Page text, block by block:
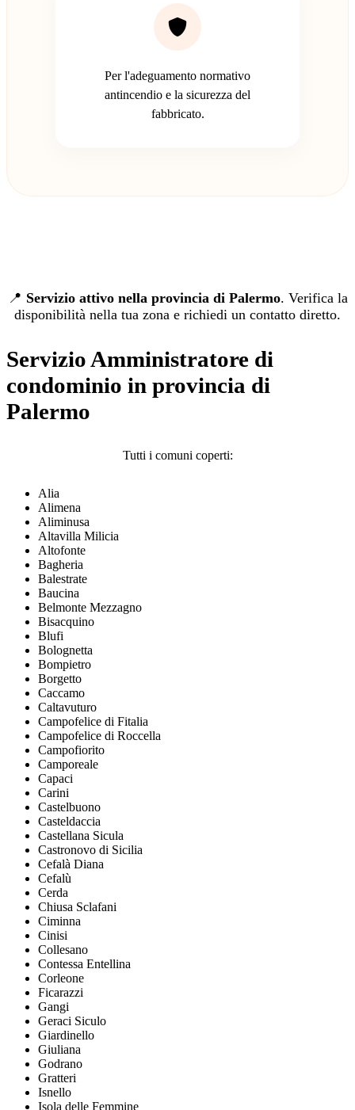
Per l'adeguamento normativo
antincendio e la sicurezza del
fabbricato.
📍 Servizio attivo nella provincia di Palermo. Verifica la
disponibilità nella tua zona e richiedi un contatto diretto.
Servizio Amministratore di
condominio in provincia di
Palermo
Tutti i comuni coperti:
Alia
Alimena
Aliminusa
Altavilla Milicia
Altofonte
Bagheria
Balestrate
Baucina
Belmonte Mezzagno
Bisacquino
Blufi
Bolognetta
Bompietro
Borgetto
Caccamo
Caltavuturo
Campofelice di Fitalia
Campofelice di Roccella
Campofiorito
Camporeale
Capaci
Carini
Castelbuono
Casteldaccia
Castellana Sicula
Castronovo di Sicilia
Cefalà Diana
Cefalù
Cerda
Chiusa Sclafani
Ciminna
Cinisi
Collesano
Contessa Entellina
Corleone
Ficarazzi
Gangi
Geraci Siculo
Giardinello
Giuliana
Godrano
Gratteri
Isnello
Isola delle Femmine